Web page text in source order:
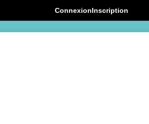
ConnexionInscription